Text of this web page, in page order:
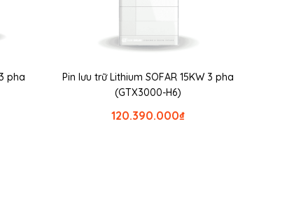
pha
Pin lưu trữ Lithium SOFAR 15KW 3 pha
(GTX3000-H6)
₫
120.390.000